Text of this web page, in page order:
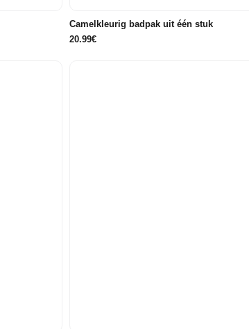
Camelkleurig badpak uit één stuk
20.99€